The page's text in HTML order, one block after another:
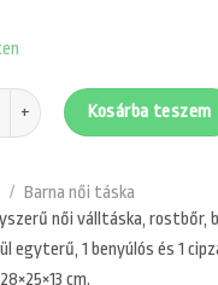
13490
női válltáska, rostbőr,
Kosárba teszem
/ Barna női táska
női válltáska, rostbőr,
egyterű, 1 benyúlós és 1
cm.